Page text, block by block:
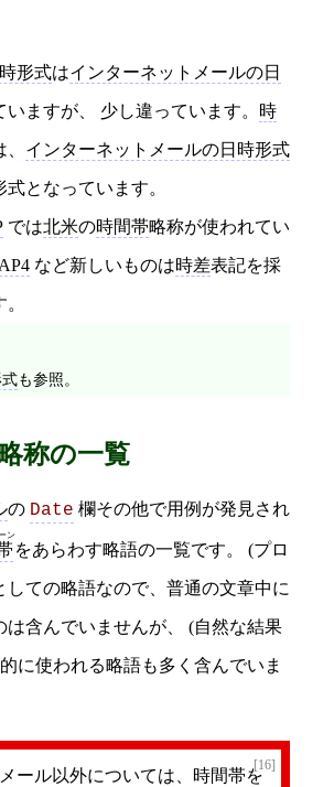
形式はインターネットメールの日
いますが、 少し違っています。 時
インターネットメールの日時形式
式となっています。
では北米の時間帯略称が使われてい
など新しいものは時差表記を採
も参照。
称の一覧
の Date
ン
をあらわす略語の一覧です。 (プロ
しての略語なので、普通の文章中に
は含んでいませんが、 (自然な結果
に使われる略語も多く含んでいま
[16]
ール以外については、 時間帯を